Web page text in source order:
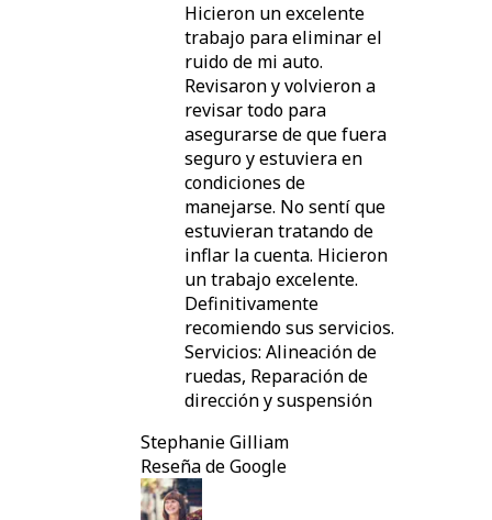
Hicieron un excelente
trabajo para eliminar el
ruido de mi auto.
Revisaron y volvieron a
revisar todo para
asegurarse de que fuera
seguro y estuviera en
condiciones de
manejarse. No sentí que
estuvieran tratando de
inflar la cuenta. Hicieron
un trabajo excelente.
Definitivamente
recomiendo sus servicios.
Servicios: Alineación de
ruedas, Reparación de
dirección y suspensión
Stephanie Gilliam
Reseña de Google